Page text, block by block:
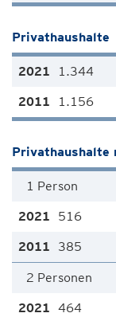
Privathaushalte
1.344
1.156
Privathaushalte
1 Person
516
385
2 Personen
464